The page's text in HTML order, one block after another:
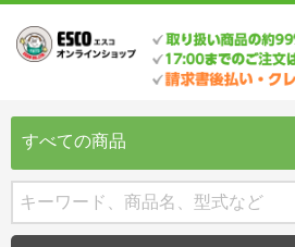
すべての商品